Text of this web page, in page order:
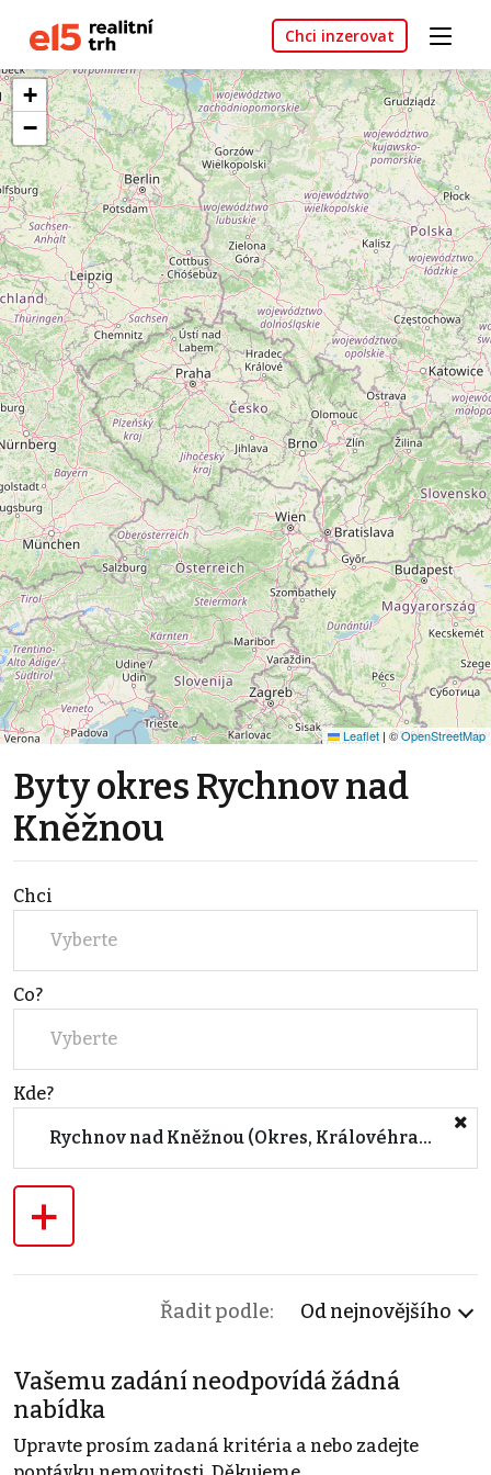
Chci inzerovat
+
−
Leaflet | ©OpenStreetMap
Byty okres Rychnov nad
Kněžnou
Chci
Vyberte
Co?
Vyberte
Kde?
Rychnov nad Kněžnou (Okres, Královéhradecký kraj)
+
Řadit podle: Od nejnovějšího
Vašemu zadání neodpovídá žádná
nabídka
Upravte prosím zadaná kritéria a nebo zadejte